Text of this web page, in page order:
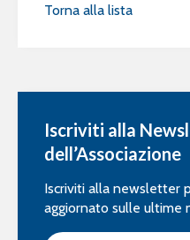
Torna alla lista
Iscriviti alla
dell’Associazione
Iscriviti alla newsletter
aggiornato sulle ultime